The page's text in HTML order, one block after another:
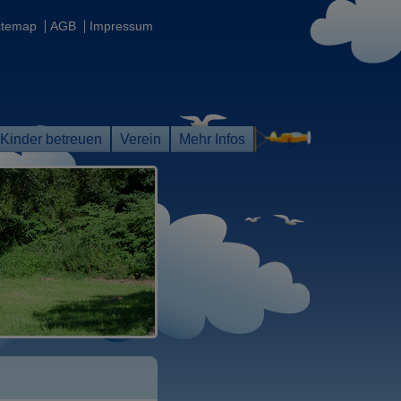
Kinder betreuen Verein Mehr Infos
AGB Impressum